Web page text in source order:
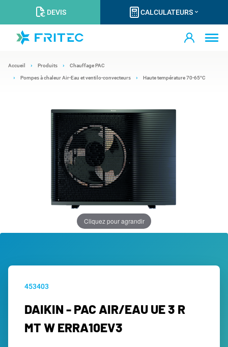
DEVIS CALCULATEURS
Accueil Produits Chauffage PAC
Pompes à chaleur Air-Eau et ventilo-convecteurs Haute température 70-65°C
Cliquez pour agrandir
453403
DAIKIN - PAC AIR/EAU UE 3 R
MT W ERRA10EV3